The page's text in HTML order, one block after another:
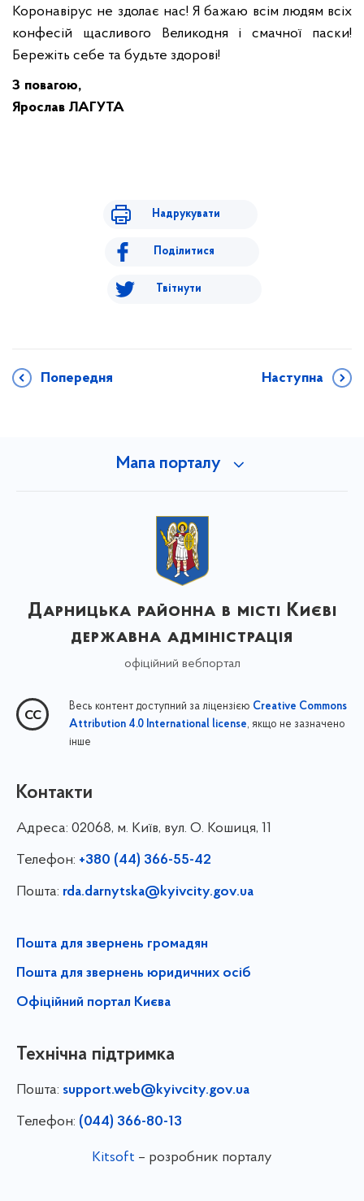
Коронавірус не здолає нас! Я бажаю всім людям всіх
конфесій щасливого Великодня і смачної паски!
Бережіть себе та будьте здорові!
З повагою,
Ярослав ЛАГУТА
Надрукувати
Поділитися
Твітнути
Попередня Наступна
Мапа порталу
Дарницька районна в місті Києві
державна адміністрація
офіційний вебпортал
Весь контент доступний за ліцензією Creative Commons
Attribution 4.0 International license, якщо не зазначено
інше
Контакти
Адреса: 02068, м. Київ, вул. О. Кошиця, 11
Телефон: +380 (44) 366-55-42
Пошта: rda.darnytska@kyivcity.gov.ua
Пошта для звернень громадян
Пошта для звернень юридичних осіб
Офіційний портал Києва
Технічна підтримка
Пошта: support.web@kyivcity.gov.ua
Телефон: (044) 366-80-13
Kitsoft – розробник порталу